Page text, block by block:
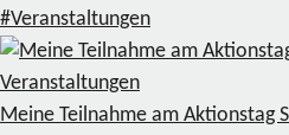
#Veranstaltungen
Veranstaltungen
Meine Teilnahme am Aktionstag